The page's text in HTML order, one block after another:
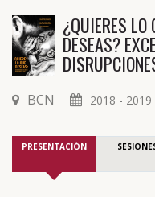
¿QUIERES LO
DESEAS?
BCN 2018 - 2019
PRESENTACIÓN